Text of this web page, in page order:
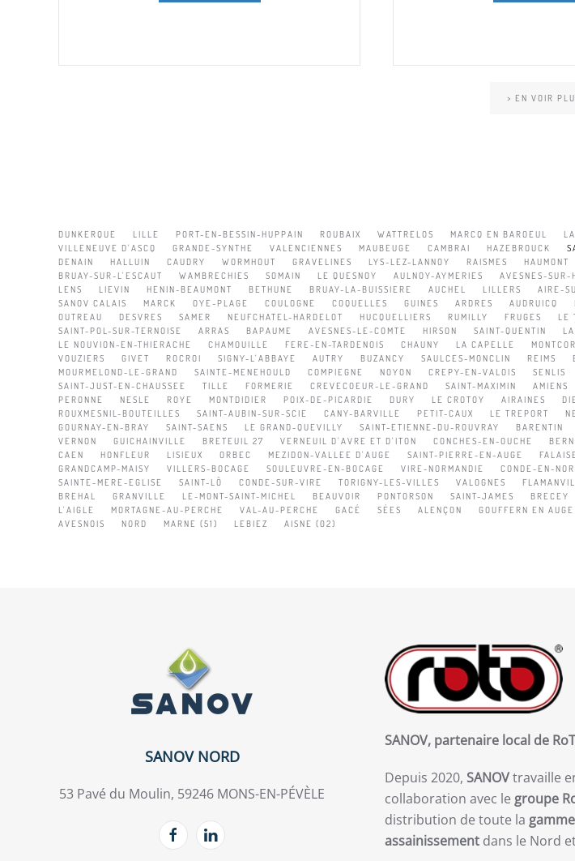
> EN VOIR
DUNKERQUE LILLE PORT-EN-BESSIN-HUPPAIN ROUBAIX WATTRELOS MARCQ EN BAROEUL
VILLENEUVE D'ASCQ
GRANDE-SYNTHE VALENCIENNES MAUBEUGE CAMBRAI HAZEBROUCK
DENAIN
HALLUIN CAUDRY WORMHOUT GRAVELINES LYS-LEZ-LANNOY RAISMES HAUMONT
BRUAY-SUR-L'ESCAUT
WAMBRECHIES SOMAIN LE QUESNOY AULNOY-AYMERIES AVESNES-SUR-
LENS
LIEVIN HENIN-BEAUMONT BETHUNE BRUAY-LA-BUISSIERE AUCHEL LILLERS AIRE-
SANOV CALAIS
MARCK OYE-PLAGE COULOGNE COQUELLES GUINES ARDRES AUDRUICQ
OUTREAU
DESVRES SAMER NEUFCHATEL-HARDELOT HUCQUELLIERS RUMILLY FRUGES LE
SAINT-POL-SUR-TERNOISE
ARRAS BAPAUME AVESNES-LE-COMTE HIRSON SAINT-QUENTIN
LE NOUVION-EN-THIERACHE
CHAMOUILLE FERE-EN-TARDENOIS CHAUNY LA CAPELLE
VOUZIERS
GIVET ROCROI SIGNY-L'ABBAYE AUTRY BUZANCY SAULCES-MONCLIN REIMS
MOURMELOND-LE-GRAND
SAINTE-MENEHOULD COMPIEGNE NOYON CREPY-EN-VALOIS SENLIS
SAINT-JUST-EN-CHAUSSEE
TILLE FORMERIE CREVECOEUR-LE-GRAND SAINT-MAXIMIN AMIENS
PERONNE
NESLE ROYE MONTDIDIER POIX-DE-PICARDIE DURY LE CROTOY AIRAINES
ROUXMESNIL-BOUTEILLES
SAINT-AUBIN-SUR-SCIE CANY-BARVILLE PETIT-CAUX LE TREPORT
GOURNAY-EN-BRAY
SAINT-SAENS LE GRAND-QUEVILLY SAINT-ETIENNE-DU-ROUVRAY BARENTIN
VERNON
GUICHAINVILLE BRETEUIL 27 VERNEUIL D'AVRE ET D'ITON CONCHES-EN-OUCHE
CAEN
HONFLEUR LISIEUX ORBEC MEZIDON-VALLEE D'AUGE SAINT-PIERRE-EN-AUGE
GRANDCAMP-MAISY
VILLERS-BOCAGE SOULEUVRE-EN-BOCAGE VIRE-NORMANDIE CONDE-EN-
SAINTE-MERE-EGLISE
SAINT-LÔ CONDE-SUR-VIRE TORIGNY-LES-VILLES VALOGNES
BREHAL
GRANVILLE LE-MONT-SAINT-MICHEL BEAUVOIR PONTORSON SAINT-JAMES BRECEY
L'AIGLE
MORTAGNE-AU-PERCHE VAL-AU-PERCHE GACÉ SÉES ALENÇON GOUFFERN EN AUGE
AVESNOIS
NORD MARNE (51) LEBIEZ AISNE (02)
SANOV NORD
53 Pavé du Moulin, 59246 MONS-EN-PÉVÈLE
SANOV, partenaire local de
Depuis 2020, SANOVtravaille
collaboration avec le groupe
distribution de toute la
assainissementdans le Nord et